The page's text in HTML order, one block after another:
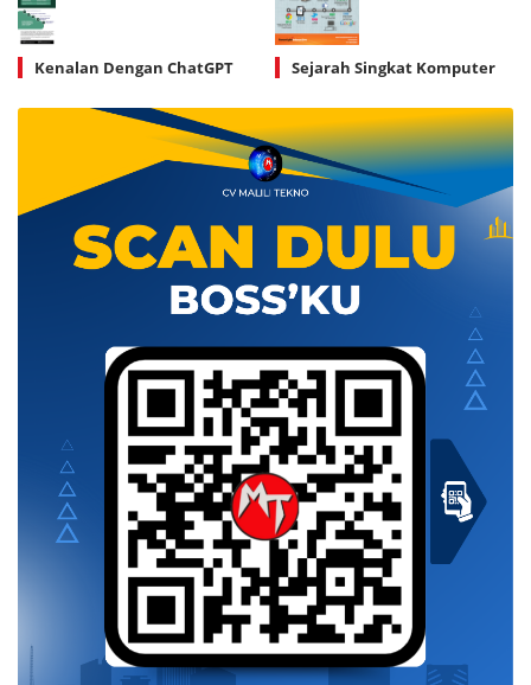
Kenalan Dengan ChatGPT Sejarah Singkat Komputer